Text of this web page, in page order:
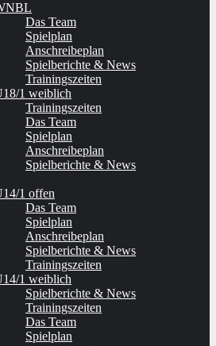
Das Team
Spielplan
Anschreibeplan
Spielberichte & News
Trainingszeiten
1 weiblich
Trainingszeiten
Das Team
Spielplan
Anschreibeplan
Spielberichte & News
1 offen
Das Team
Spielplan
Anschreibeplan
Spielberichte & News
Trainingszeiten
1 weiblich
Spielberichte & News
Trainingszeiten
Das Team
Spielplan